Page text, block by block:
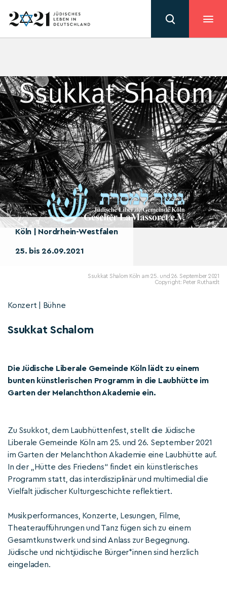
Köln | Nordrhein-Westfalen
25. bis 26.09.2021
Ssukkat Shalom Köln am 25. und 26. September 2021
Copyright: Peter Ruthardt
Konzert | Bühne
Ssukkat Schalom
Die Jüdische Liberale Gemeinde Köln lädt zu einem
bunten künstlerischen Programm in die Laubhütte im
Garten der Melanchthon Akademie ein.
Zu Ssukkot, dem Laubhüttenfest, stellt die Jüdische
Liberale Gemeinde Köln am 25. und 26. September 2021
im Garten der Melanchthon Akademie eine Laubhütte auf.
In der „Hütte des Friedens“ findet ein künstlerisches
Programm statt, das interdisziplinär und multimedial die
Vielfalt jüdischer Kulturgeschichte reflektiert.
Musikperformances, Konzerte, Lesungen, Filme,
Theateraufführungen und Tanz fügen sich zu einem
Gesamtkunstwerk und sind Anlass zur Begegnung.
Jüdische und nichtjüdische Bürger*innen sind herzlich
eingeladen.